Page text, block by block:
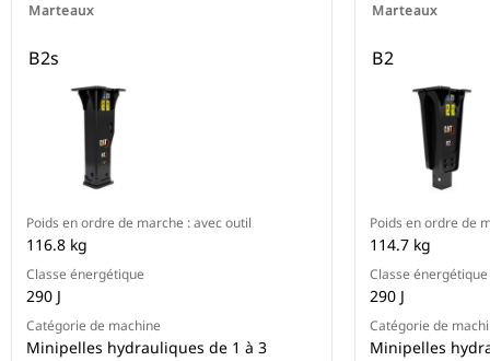
Marteaux
B2s
Poids en ordre de marche : avec outil
116.8 kg
Classe énergétique
290 J
Catégorie de machine
Minipelles hydrauliques de 1 à 3
Marteaux
B2
Poids en ordre de
114.7 kg
Classe énergétique
290 J
Catégorie de
Minipelles